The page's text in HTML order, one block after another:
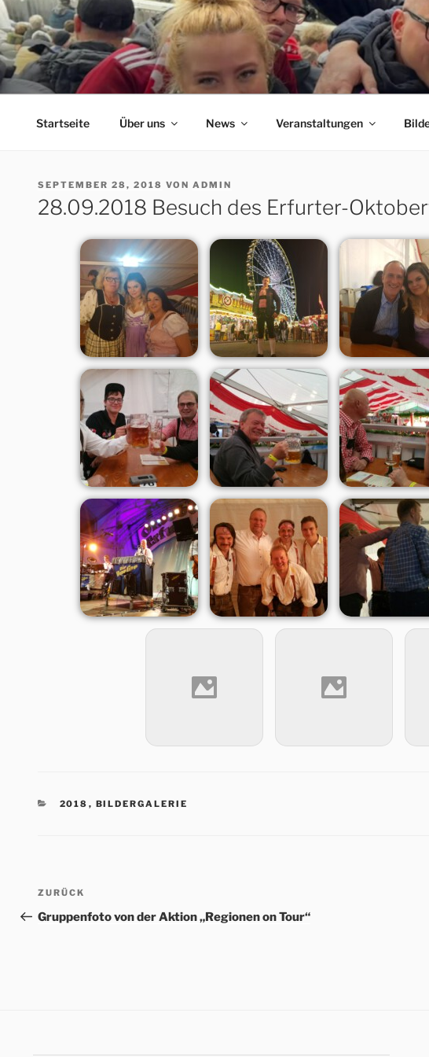
Zum
Inhalt
springen
ERFORDIA BAVARIA E.V.
Herzlich Willkommen auf der Homepage des Erfurter FC Bayern
Startseite Über uns News Veranstaltungen
VERÖFFENTLICHT
AM
SEPTEMBER 28, 2018 VON ADMIN
28.09.2018 Besuch des Erfurter-
„Die Dorfer“ und AndreasAusgelassene Stimmung
KATEGORIEN
2018 , BILDERGALERIE
Beitrags-
Navigation
Vorheriger
Beitrag
ZURÜCK
Gruppenfoto von der Aktion „Regionen on Tour“